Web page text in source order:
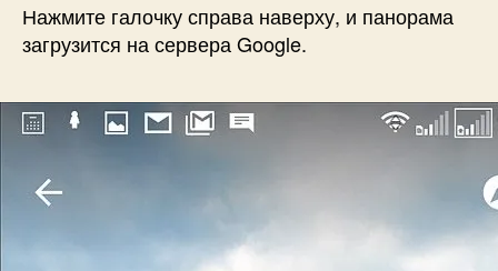
Нажмите галочку справа наверху, и панорама
загрузится на сервера Google.